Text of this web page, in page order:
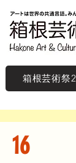
箱根芸術祭
16